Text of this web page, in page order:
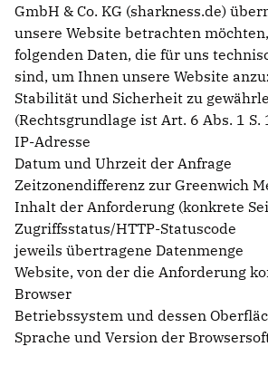
GmbH & Co. KG (sharkness.de)
unsere Website betrachten
folgenden Daten, die für uns
sind, um Ihnen unsere Website
Stabilität und Sicherheit zu
(Rechtsgrundlage ist Art. 6 Abs. 1 S.
IP-Adresse
Datum und Uhrzeit der Anfrage
Zeitzonendifferenz zur Greenwich
Inhalt der Anforderung (konkrete
Zugriffsstatus/HTTP-Statuscode
jeweils übertragene Datenmenge
Website, von der die Anforderung
Browser
Betriebssystem und dessen
Sprache und Version der